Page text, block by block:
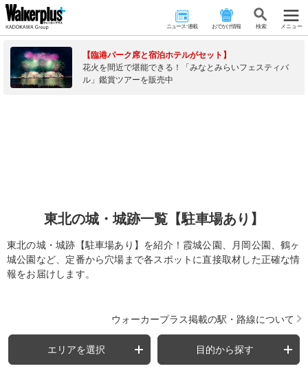
ニュース･連載 おでかけ情報 検 索 メニュー
【臨港パーク席と宿泊ホテルがセット】
花火を間近で堪能できる！「みなとみらいフェスティバ
ル」鑑賞ツアーを販売中
東北の城・城跡一覧【駐車場あり】
東北の城・城跡【駐車場あり】を紹介！霞城公園、月岡公園、鶴ヶ
城公園など、定番から穴場まで各スポットに直接取材した正確な情
報をお届けします。
ウォーカープラス掲載の駅・路線について
エリアを選択 目的から探す